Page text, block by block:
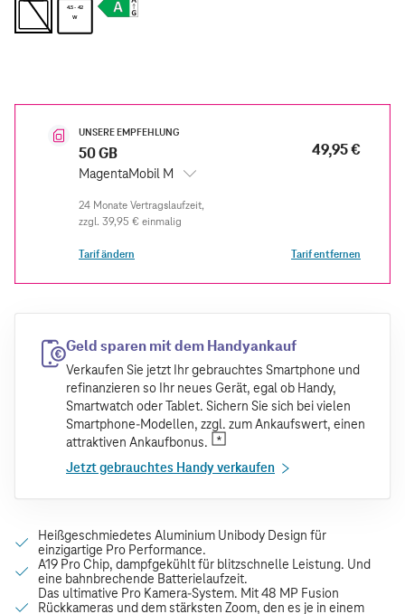
4.5 - 42
W
UNSERE EMPFEHLUNG
50 GB
MagentaMobil M
49,95 €
zzgl. 39,95 € einmalig
Tarif ändern Tarif entfernen
Geld sparen mit dem Handyankauf
Verkaufen Sie jetzt Ihr gebrauchtes Smartphone und
refinanzieren so Ihr neues Gerät, egal ob Handy,
Smartwatch oder Tablet. Sichern Sie sich bei vielen
Smartphone-Modellen, zzgl. zum Ankaufswert, einen
attraktiven Ankaufbonus.
Jetzt gebrauchtes Handy verkaufen